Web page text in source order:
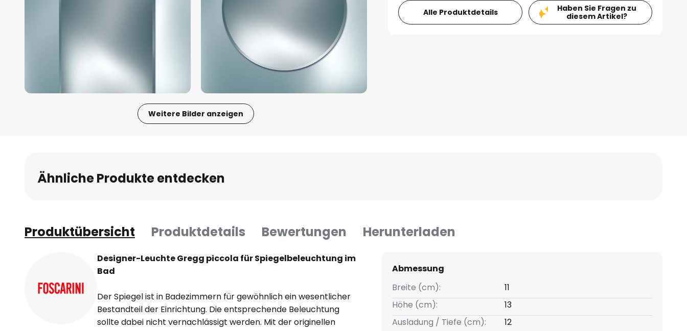
Weitere Bilder anzeigen
Bildgalerie
springen
Alle Produktdetails
Haben Sie Fragen zu
diesem Artikel?
Ähnliche Produkte entdecken
Produktübersicht Produktdetails Bewertungen Herunterladen
Designer-Leuchte Gregg piccola für Spiegelbeleuchtung im
Bad
Der Spiegel ist in Badezimmern für gewöhnlich ein wesentlicher
Bestandteil der Einrichtung. Die entsprechende Beleuchtung
sollte dabei nicht vernachlässigt werden. Mit der originellen
Abmessung
Breite (cm):
11
Höhe (cm):
13
Ausladung / Tiefe (cm):
12